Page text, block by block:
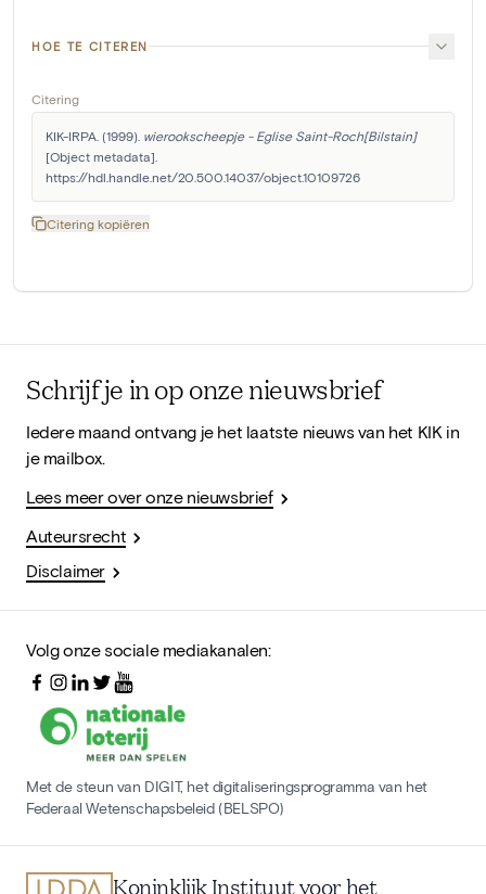
HOE TE CITEREN
Citering
KIK-IRPA. (1999). wierookscheepje - Eglise Saint-Roch[Bilstain]
[Object metadata].
https://hdl.handle.net/20.500.14037/object.10109726
Citering kopiëren
Schrijf je in op onze nieuwsbrief
Iedere maand ontvang je het laatste nieuws van het KIK in
je mailbox.
Lees meer over onze nieuwsbrief
Auteursrecht
Disclaimer
Volg onze sociale mediakanalen:
Met de steun van DIGIT, het digitaliseringsprogramma van het
Federaal Wetenschapsbeleid (BELSPO)
Koninklijk Instituut voor het